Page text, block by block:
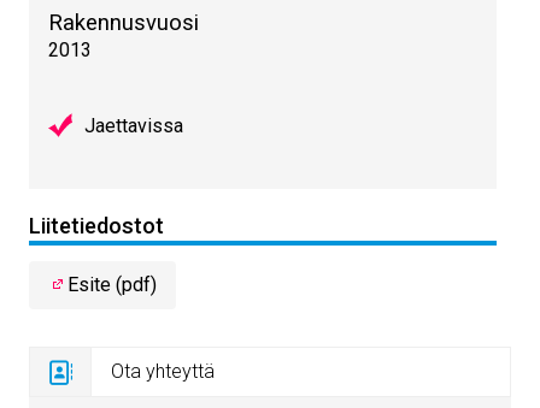
Rakennusvuosi
2013
Jaettavissa
Liitetiedostot
Esite (pdf)
Ota yhteyttä